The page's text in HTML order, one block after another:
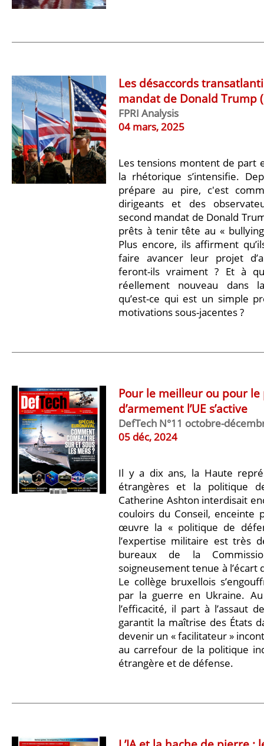
Les désaccords
mandat de Donald Trump
FPRI Analysis
04 mars, 2025
Les tensions montent de part
la rhétorique s’intensifie.
prépare au pire, c'est
dirigeants et des
second mandat de Donald
prêts à tenir tête au «
Plus encore, ils affirment
faire avancer leur projet
feront-ils vraiment ? Et à
réellement nouveau dans
qu’est-ce qui est un simple
motivations sous-jacentes ?
Pour le meilleur ou pour
d’armement l’UE s’active
DefTech N°11 octobre-
05 déc, 2024
Il y a dix ans, la Haute
étrangères et la politique
Catherine Ashton interdisait
couloirs du Conseil, enceinte
œuvre la « politique de
l’expertise militaire est très
bureaux de la
soigneusement tenue à l’écart
Le collège bruxellois
par la guerre en Ukraine.
l’efficacité, il part à l’assaut
garantit la maîtrise des États
devenir un « facilitateur »
au carrefour de la politique
étrangère et de défense.